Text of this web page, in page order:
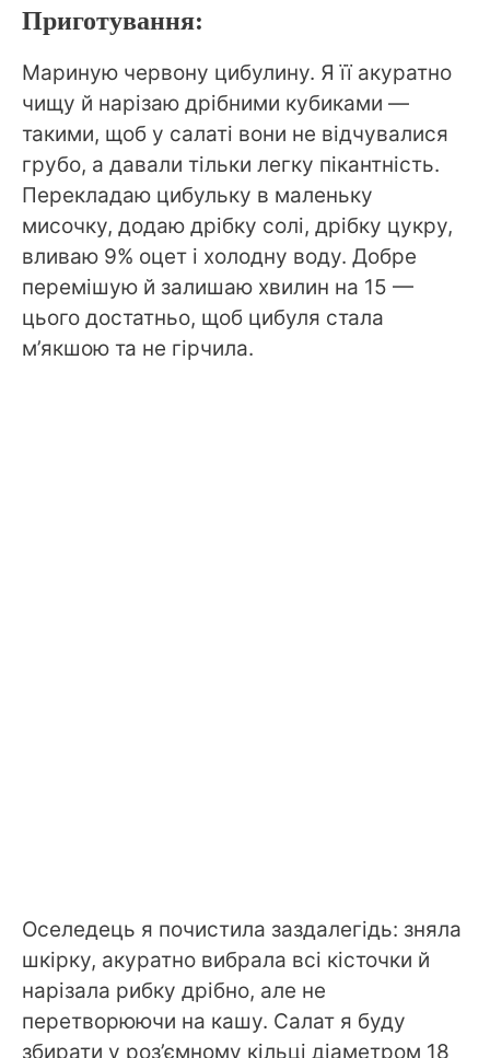
Приготування:
Мариную червону цибулину. Я її акуратно
чищу й нарізаю дрібними кубиками —
такими, щоб у салаті вони не відчувалися
грубо, а давали тільки легку пікантність.
Перекладаю цибульку в маленьку
мисочку, додаю дрібку солі, дрібку цукру,
вливаю 9% оцет і холодну воду. Добре
перемішую й залишаю хвилин на 15 —
цього достатньо, щоб цибуля стала
м’якшою та не гірчила.
Оселедець я почистила заздалегідь: зняла
шкірку, акуратно вибрала всі кісточки й
нарізала рибку дрібно, але не
перетворюючи на кашу. Салат я буду
збирати у роз’ємному кільці діаметром 18